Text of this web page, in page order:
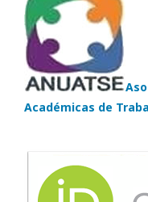
Académicas de